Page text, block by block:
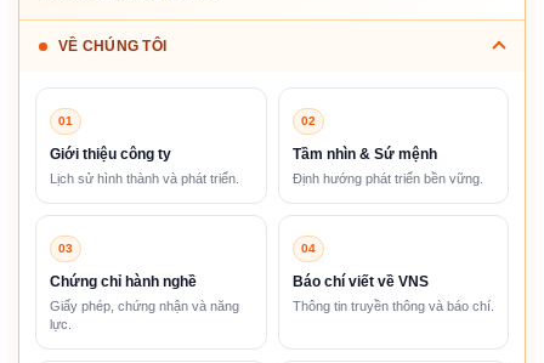
VỀ CHÚNG TÔI
01
Giới thiệu công ty
Lịch sử hình thành và phát triển.
02
Tầm nhìn & Sứ mệnh
Định hướng phát triển bền vững.
03
Chứng chỉ hành nghề
Giấy phép, chứng nhận và năng
lực.
04
Báo chí viết về VNS
Thông tin truyền thông và báo chí.